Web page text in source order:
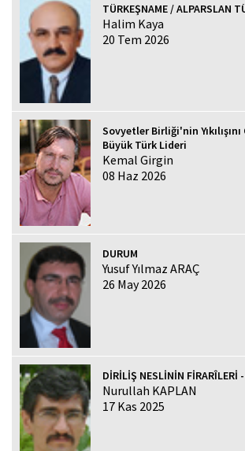
TÜRKEŞNAME / ALPARSLAN
Halim Kaya
20 Tem 2026
Sovyetler Birliği'nin
Büyük Türk Lideri
Kemal Girgin
08 Haz 2026
DURUM
Yusuf Yılmaz ARAÇ
26 May 2026
DİRİLİŞ NESLİNİN FİRARÎLERİ
Nurullah KAPLAN
17 Kas 2025